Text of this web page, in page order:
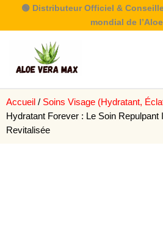
🟢 Distributeur Officiel &
mondial de
Accueil / Soins Visage (Hydratant,
Hydratant Forever : Le Soin Repulpant
Revitalisée